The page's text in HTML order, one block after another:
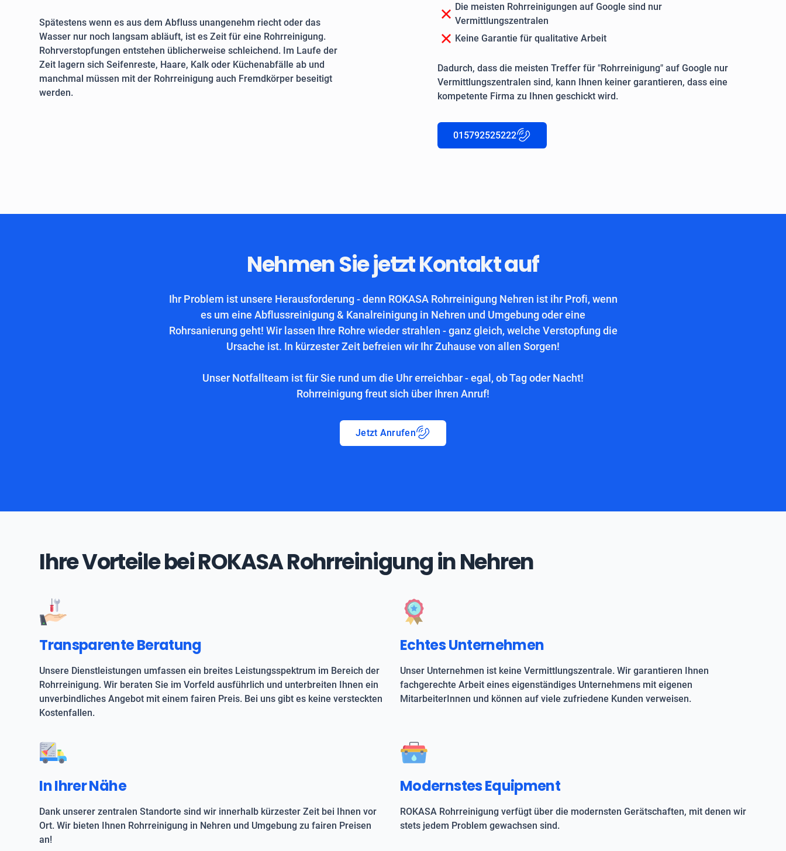
Spätestens wenn es aus dem Abfluss unangenehm riecht oder das
Wasser nur noch langsam abläuft, ist es Zeit für eine Rohrreinigung.
Rohrverstopfungen entstehen üblicherweise schleichend. Im Laufe der
Zeit lagern sich Seifenreste, Haare, Kalk oder Küchenabfälle ab und
manchmal müssen mit der Rohrreinigung auch Fremdkörper beseitigt
werden.
Die meisten Rohrreinigungen auf Google sind nur
Vermittlungszentralen
Keine Garantie für qualitative Arbeit
Dadurch, dass die meisten Treffer für "Rohrreinigung" auf Google nur
Vermittlungszentralen sind, kann Ihnen keiner garantieren, dass eine
kompetente Firma zu Ihnen geschickt wird.
015792525222
Nehmen Sie jetzt Kontakt auf
Ihr Problem ist unsere Herausforderung - denn ROKASA Rohrreinigung Nehren ist ihr Profi, wenn
es um eine Abflussreinigung & Kanalreinigung in Nehren und Umgebung oder eine
Rohrsanierung geht! Wir lassen Ihre Rohre wieder strahlen - ganz gleich, welche Verstopfung die
Ursache ist. In kürzester Zeit befreien wir Ihr Zuhause von allen Sorgen!
Unser Notfallteam ist für Sie rund um die Uhr erreichbar - egal, ob Tag oder Nacht!
Rohrreinigung freut sich über Ihren Anruf!
Jetzt Anrufen
Ihre Vorteile bei ROKASA Rohrreinigung in Nehren
Transparente Beratung
Unsere Dienstleistungen umfassen ein breites Leistungsspektrum im Bereich der
Rohrreinigung. Wir beraten Sie im Vorfeld ausführlich und unterbreiten Ihnen ein
unverbindliches Angebot mit einem fairen Preis. Bei uns gibt es keine versteckten
Kostenfallen.
Echtes Unternehmen
Unser Unternehmen ist keine Vermittlungszentrale. Wir garantieren Ihnen
fachgerechte Arbeit eines eigenständiges Unternehmens mit eigenen
MitarbeiterInnen und können auf viele zufriedene Kunden verweisen.
In Ihrer Nähe
Dank unserer zentralen Standorte sind wir innerhalb kürzester Zeit bei Ihnen vor
Ort. Wir bieten Ihnen Rohrreinigung in Nehren und Umgebung zu fairen Preisen
an!
Modernstes Equipment
ROKASA Rohrreinigung verfügt über die modernsten Gerätschaften, mit denen wir
stets jedem Problem gewachsen sind.